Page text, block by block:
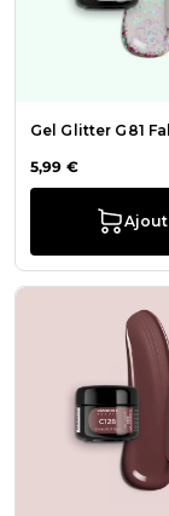
Gel Glitter G81
5,99 €